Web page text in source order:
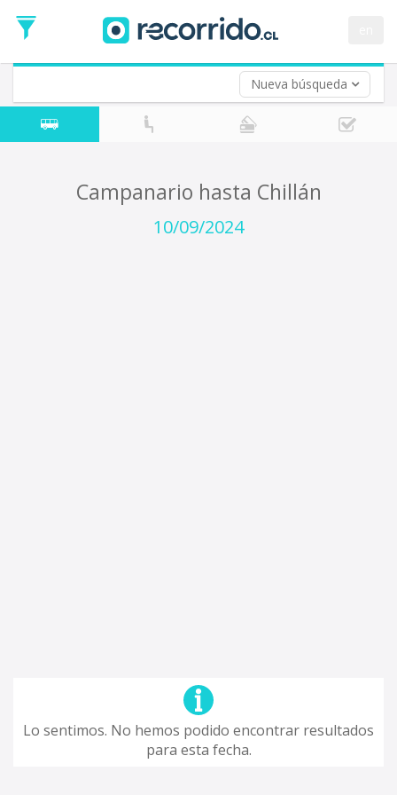
Nueva búsqueda
de
Ida
Vuelta (opcional)
Fecha
de
Campanario hasta Chillán
10/09/2024
Lo sentimos. No hemos podido encontrar resultados
para esta fecha.